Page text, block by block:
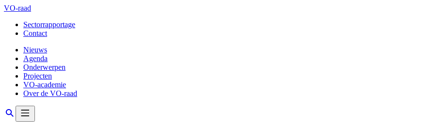
VO-raad
Sectorrapportage
Contact
Nieuws
Agenda
Onderwerpen
Projecten
VO-academie
Over de VO-raad